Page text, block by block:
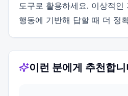
도구로 활용하세요. 이상적인
행동에 기반해 답할 때 더 정
이런 분에게 추천합